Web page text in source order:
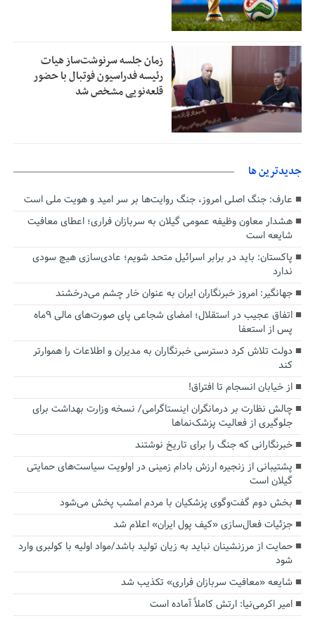
زمان جلسه سرنوشت‌ساز هیات
رئیسه فدراسیون فوتبال با حضور
قلعه‌نویی مشخص شد
جديدترين ها
عارف: جنگ اصلی امروز، جنگ روایت‌ها بر سر امید و هویت ملی است
هشدار معاون وظیفه عمومی گیلان به سربازان فراری؛ اعطای معافیت
شایعه است
پاکستان: باید در برابر اسرائیل متحد شویم؛ عادی‌سازی هیچ سودی
ندارد
جهانگیر: امروز خبرنگاران ایران به عنوان خار چشم می‌درخشند
اتفاق عجیب در استقلال؛ امضای شجاعی پای صورت‌های مالی ٩ماه
پس از استعفا
دولت تلاش کرد دسترسی خبرنگاران به مدیران و اطلاعات را هموارتر
کند
از خیابان انسجام تا افتراق!
چالش نظارت بر درمانگران اینستاگرامی/ نسخه وزارت بهداشت برای
جلوگیری از فعالیت پزشک‌نماها
خبرنگارانی که جنگ را برای تاریخ نوشتند
پشتیبانی از زنجیره ارزش بادام زمینی در اولویت سیاست‌های حمایتی
گیلان است
بخش دوم گفت‌وگوی پزشکیان با مردم امشب پخش می‌شود
جزئیات فعال‌سازی «کیف پول ایران» اعلام شد
حمایت از مرزنشینان نباید به زیان تولید باشد/مواد اولیه با کولبری وارد
شود
شایعه «معافیت سربازان فراری» تکذیب شد
امیر اکرمی‌نیا: ارتش کاملاً آماده است